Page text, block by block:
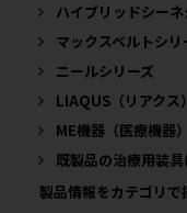
ハイブリッドシーネ
マックスベルトシリ
ニールシリーズ
LIAQUS（リアクス
ME機器（医療機器
既製品の治療用装具
製品情報をカテゴリで